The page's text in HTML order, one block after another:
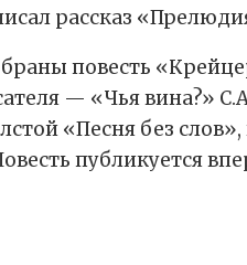
рассказ
повесть
— «Чья вина?»
«Песня без
публикуется